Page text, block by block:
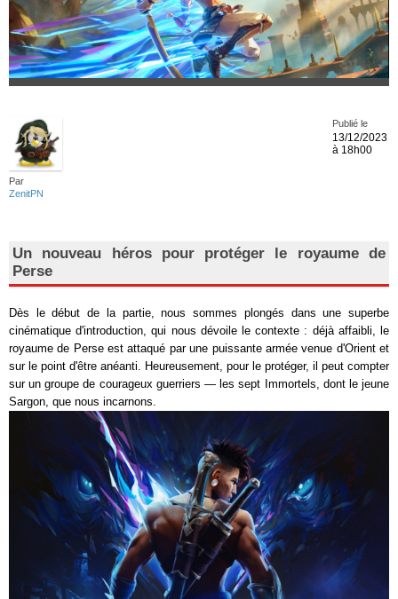
Par
ZenitPN
Publié le
13/12/2023
à 18h00
Un nouveau héros pour protéger le royaume de
Perse
Dès le début de la partie, nous sommes plongés dans une superbe
cinématique d'introduction, qui nous dévoile le contexte : déjà affaibli, le
royaume de Perse est attaqué par une puissante armée venue d'Orient et
sur le point d'être anéanti. Heureusement, pour le protéger, il peut compter
sur un groupe de courageux guerriers — les sept Immortels, dont le jeune
Sargon, que nous incarnons.